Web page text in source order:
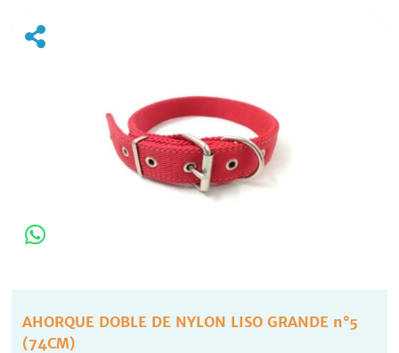
AHORQUE DOBLE DE NYLON LISO GRANDE n°5
(74CM)